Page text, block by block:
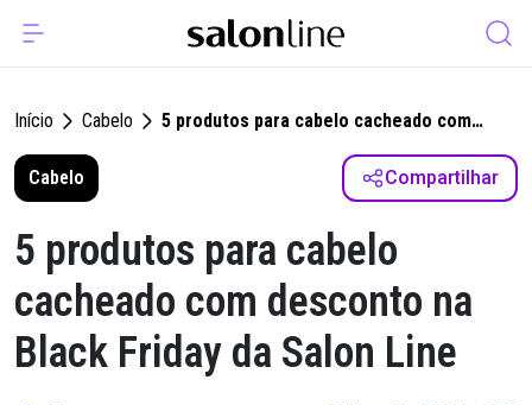
Início Cabelo
5 produtos para cabelo cacheado com
desconto na Black Friday da Salon Line
Cabelo
Compartilhar
5 produtos para cabelo
cacheado com desconto na
Black Friday da Salon Line